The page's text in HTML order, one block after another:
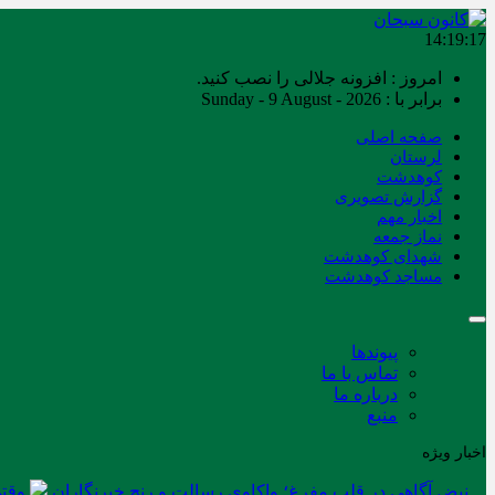
14:19:18
امروز : افزونه جلالی را نصب کنید.
برابر با : Sunday - 9 August - 2026
صفحه اصلی
لرستان
کوهدشت
گزارش تصویری
اخبار مهم
نماز جمعه
شهدای کوهدشت
مساجد کوهدشت
پیوندها
تماس با ما
درباره ما
منبع
اخبار ویژه
نبض آگاهی در قلب مفرغ؛ واکاوی رسالت و رنج خبرنگاران